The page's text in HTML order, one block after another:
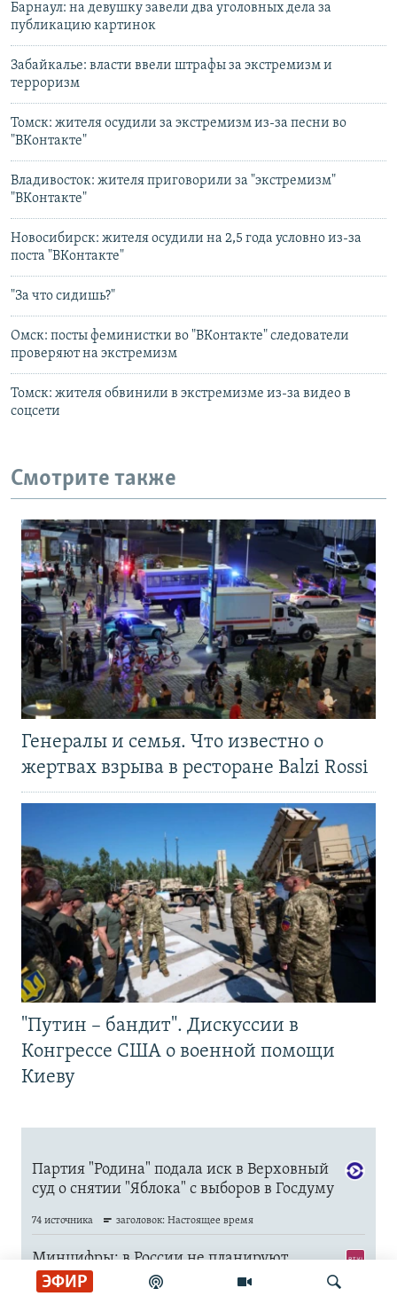
ЭФИР
Барнаул: на девушку завели два уголовных дела за
публикацию картинок
Забайкалье: власти ввели штрафы за экстремизм и
терроризм
Томск: жителя осудили за экстремизм из-за песни во
"ВКонтакте"
Владивосток: жителя приговорили за "экстремизм"
"ВКонтакте"
Новосибирск: жителя осудили на 2,5 года условно из-за
поста "ВКонтакте"
"За что сидишь?"
Омск: посты феминистки во "ВКонтакте" следователи
проверяют на экстремизм
Томск: жителя обвинили в экстремизме из-за видео в
соцсети
Смотрите также
Генералы и семья. Что известно о
жертвах взрыва в ресторане Balzi Rossi
"Путин – бандит". Дискуссии в
Конгрессе США о военной помощи
Киеву